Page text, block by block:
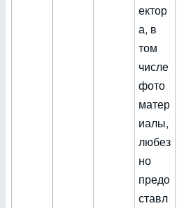
ектор
а, в
том
числе
фото
матер
иалы,
любез
но
предо
ставл